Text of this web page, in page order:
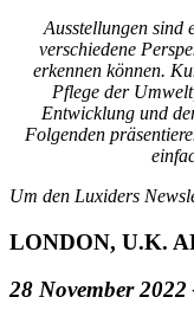
Ausstellungen sind
verschiedene
erkennen können.
Pflege der
Entwicklung und
Folgenden
Um den Luxiders
LONDON, U.K.
28 November